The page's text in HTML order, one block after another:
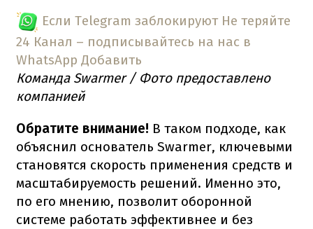
Если Telegram заблокируют Не теряйте
24 Канал – подписывайтесь на нас в
WhatsApp Добавить
Команда Swarmer / Фото предоставлено
компанией
Обратите внимание! В таком подходе, как
объяснил основатель Swarmer, ключевыми
становятся скорость применения средств и
масштабируемость решений. Именно это,
по его мнению, позволит оборонной
системе работать эффективнее и без